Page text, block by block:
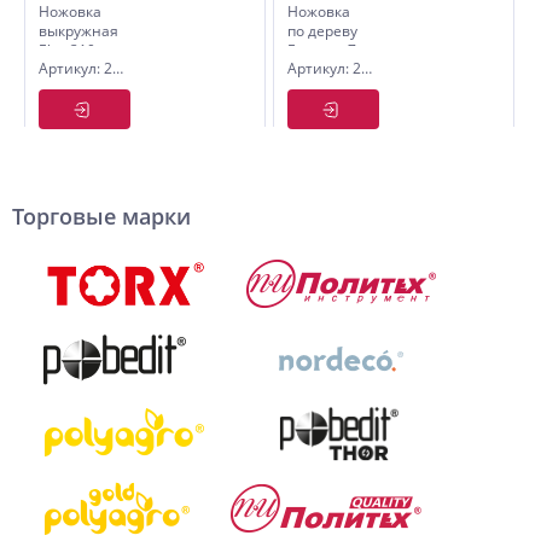
Ножовка
выкружная
Eko, 310
мм,
Политех
Артикул: 2508131
Ножовка
по дереву
Forester 7,
450 мм,
2D,
Политех
Артикул: 2505265
Торговые марки